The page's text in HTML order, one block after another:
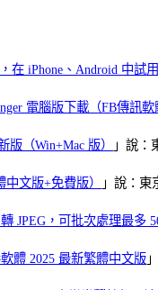
在 iPhone、Android 中試
電腦版下載（FB傳訊軟
（Win+Mac 版） 」說：
文版+免費版） 」說：東
JPEG，可批次處理最多
體 2025 最新繁體中文版